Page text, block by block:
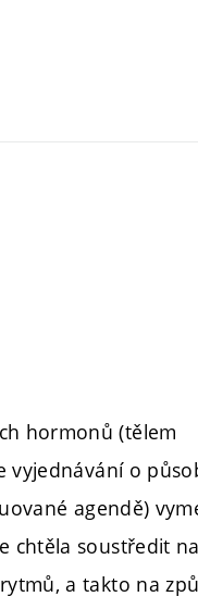
hormonů (tělem
vyjednávání o
agendě)
chtěla soustředit
a takto na